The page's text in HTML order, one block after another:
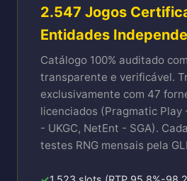
2.547 Jogos
Entidades
Catálogo 100% auditado
transparente e verificável.
exclusivamente com 47
licenciados (Pragmatic Play
- UKGC, NetEnt - SGA).
testes RNG mensais pela